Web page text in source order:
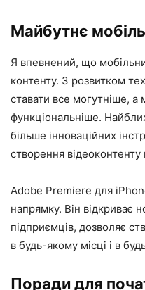
Майбутнє
Я впевнений, що
контенту. З розвитком
ставати все могутніше, а
функціональніше.
більше інноваційних
створення відеоконтенту
Adobe Premiere для
напрямку. Він відкриває
підприємців, дозволяє
в будь-якому місці і в
Поради для